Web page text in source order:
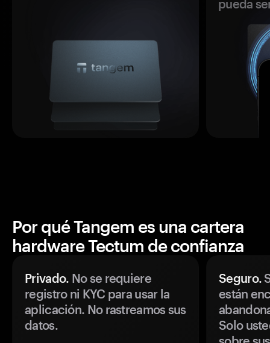
pueda
Por qué Tangem es una cartera
hardware Tectum de confianza
Privado. No se requiere
registro ni KYC para usar la
aplicación. No rastreamos sus
datos.
Seguro.
están
Solo